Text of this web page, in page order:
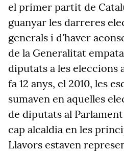
el primer partit de
guanyar les darreres
generals i d'haver
de la Generalitat
diputats a les eleccions
fa 12 anys, el 2010, les
sumaven en aquelles
de diputats al
cap alcaldia en les
Llavors estaven